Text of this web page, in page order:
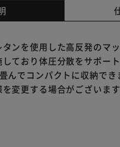
ンを使用した高反発のマッ
ており体圧分散をサポート
んでコンパクトに収納でき
変更する場合がございま